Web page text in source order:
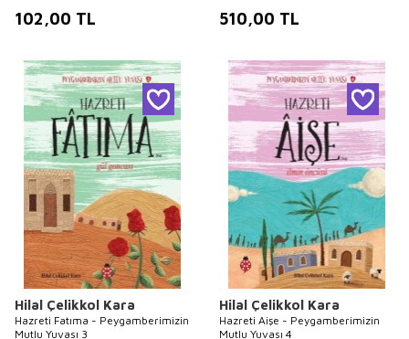
102,00 TL 510,00 TL
Hilal Çelikkol Kara
Hazreti Fatıma - Peygamberimizin
Mutlu Yuvası 3
Hilal Çelikkol Kara
Hazreti Aişe - Peygamberimizin
Mutlu Yuvası 4